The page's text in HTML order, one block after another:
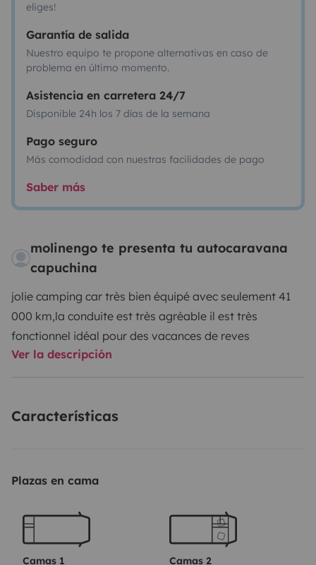
eliges!
Garantía de salida
Nuestro equipo te propone alternativas en caso de
problema en último momento.
Asistencia en carretera 24/7
Disponible 24h los 7 días de la semana
Pago seguro
Más comodidad con nuestras facilidades de pago
Saber más
molinengo te presenta tu autocaravana
capuchina
jolie camping car très bien équipé avec seulement 41
000 km,la conduite est très agréable il est très
fonctionnel idéal pour des vacances de reves
Ver la descripción
Características
Plazas en cama
Camas 1
Camas 2